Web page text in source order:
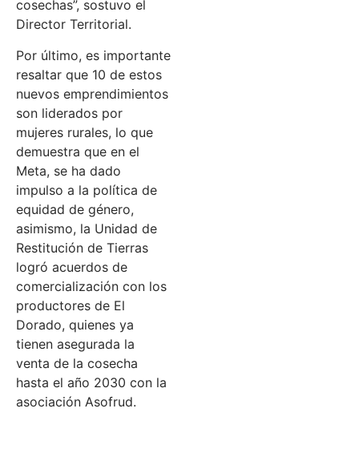
cosechas”, sostuvo el
Director Territorial.
Por último, es importante
resaltar que 10 de estos
nuevos emprendimientos
son liderados por
mujeres rurales, lo que
demuestra que en el
Meta, se ha dado
impulso a la política de
equidad de género,
asimismo, la Unidad de
Restitución de Tierras
logró acuerdos de
comercialización con los
productores de El
Dorado, quienes ya
tienen asegurada la
venta de la cosecha
hasta el año 2030 con la
asociación Asofrud.